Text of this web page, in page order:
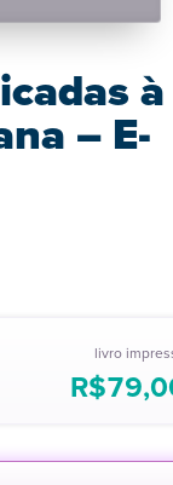
à
– E-
livro
R$